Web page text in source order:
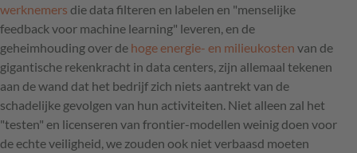
werknemers die data filteren en labelen en "menselijke
feedback voor machine learning" leveren, en de
geheimhouding over de hoge energie- en milieukosten van de
gigantische rekenkracht in data centers, zijn allemaal tekenen
aan de wand dat het bedrijf zich niets aantrekt van de
schadelijke gevolgen van hun activiteiten. Niet alleen zal het
"testen" en licenseren van frontier-modellen weinig doen voor
de echte veiligheid, we zouden ook niet verbaasd moeten